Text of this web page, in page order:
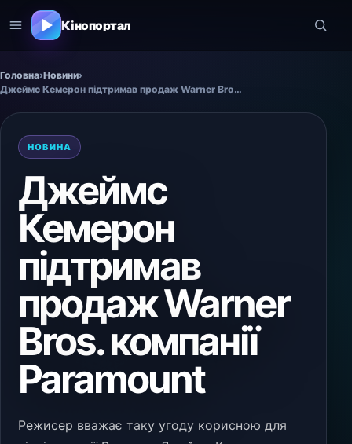
Кінопортал
Головна›Новини›
Джеймс Кемерон підтримав продаж Warner Bros. компанії Paramount
НОВИНА
Джеймс
Кемерон
підтримав
продаж Warner
Bros. компанії
Paramount
Режисер вважає таку угоду корисною для